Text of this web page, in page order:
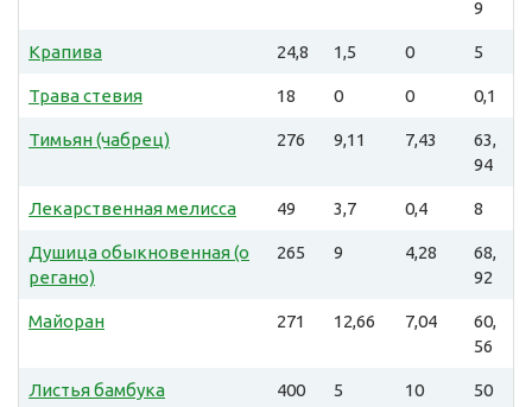
9
Крапива 24,8 1,5 0 5
Трава стевия 18 0 0 0,1
Тимьян (чабрец) 276 9,11 7,43
63,
94
Лекарственная мелисса 49 3,7 0,4 8
Душица обыкновенная (о
регано)
265 9 4,28
68,
92
Майоран 271 12,66 7,04
60,
56
Листья бамбука 400 5 10 50